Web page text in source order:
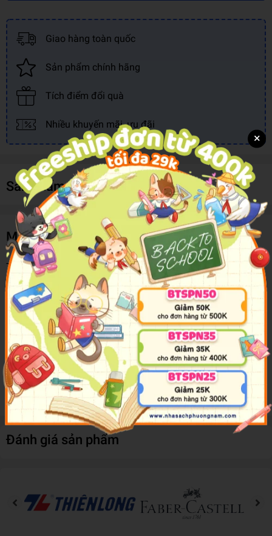
Giao hàng toàn quốc
Sản phẩm chính hãng
Tích điểm đổi quà
Nhiều khuyến mãi, ưu đãi
Sản phẩm cùng loại
Mô tả sản phẩm
These highly delightful colouring books have been designed
to improve not only the colouring skills but also to develop
visual and organizational skills in the child. The ever
hilarious and joyful pictures in the books will add to the
flavour of colouring by the child.
As a “Jumbo” series, the pictures will provide hours of fun
colouring for the child. Mind to Mind’s “Jumbo” colouring
series is the gate-opener for the future of the growing child in
his colouring skills.
Đánh giá sản phẩm
×